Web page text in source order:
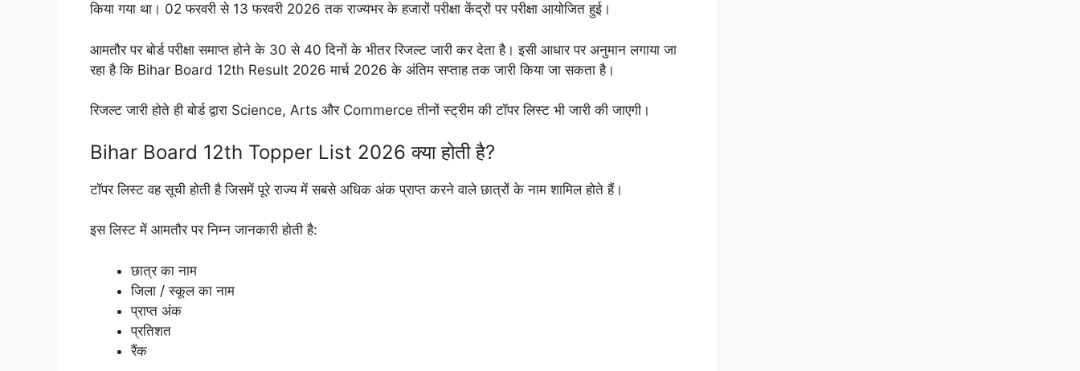
किया गया था। 02 फरवरी से 13 फरवरी 2026 तक राज्यभर के हजारों परीक्षा केंद्रों पर परीक्षा आयोजित हुई।
आमतौर पर बोर्ड परीक्षा समाप्त होने के 30 से 40 दिनों के भीतर रिजल्ट जारी कर देता है। इसी आधार पर अनुमान लगाया जा
रहा है कि Bihar Board 12th Result 2026 मार्च 2026 के अंतिम सप्ताह तक जारी किया जा सकता है।
रिजल्ट जारी होते ही बोर्ड द्वारा Science, Arts और Commerce तीनों स्ट्रीम की टॉपर लिस्ट भी जारी की जाएगी।
Bihar Board 12th Topper List 2026 क्या होती है?
टॉपर लिस्ट वह सूची होती है जिसमें पूरे राज्य में सबसे अधिक अंक प्राप्त करने वाले छात्रों के नाम शामिल होते हैं।
इस लिस्ट में आमतौर पर निम्न जानकारी होती है:
छात्र का नाम
जिला / स्कूल का नाम
प्राप्त अंक
प्रतिशत
रैंक